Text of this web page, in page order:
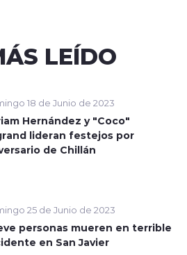
LEÍDO
18 de Junio de 2023
Hernández y "Coco"
lideran festejos por
de Chillán
25 de Junio de 2023
personas mueren en terrible
en San Javier